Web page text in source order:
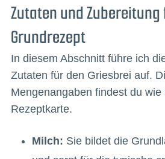
Zutaten und
Grundrezept
In diesem Abschnitt führe ich
Zutaten für den Griesbrei auf.
Mengenangaben findest du wie
Rezeptkarte.
Milch: Sie bildet die